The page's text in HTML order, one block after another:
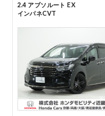
2.4 アブソルート EX
インパネCVT